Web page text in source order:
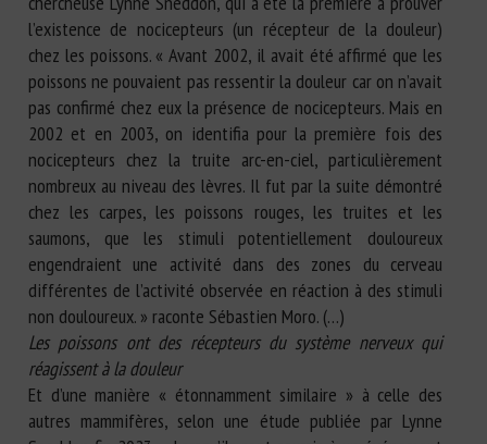
l’existence de nocicepteurs (un récepteur de la douleur)
chez les poissons. « Avant 2002, il avait été affirmé que les
poissons ne pouvaient pas ressentir la douleur car on n’avait
pas confirmé chez eux la présence de nocicepteurs. Mais en
2002 et en 2003, on identifia pour la première fois des
nocicepteurs chez la truite arc-en-ciel, particulièrement
nombreux au niveau des lèvres. Il fut par la suite démontré
chez les carpes, les poissons rouges, les truites et les
saumons, que les stimuli potentiellement douloureux
engendraient une activité dans des zones du cerveau
différentes de l’activité observée en réaction à des stimuli
non douloureux. » raconte Sébastien Moro. (…)
Les poissons ont des récepteurs du système nerveux qui
réagissent à la douleur
Et d’une manière « étonnamment similaire » à celle des
autres mammifères, selon une étude publiée par Lynne